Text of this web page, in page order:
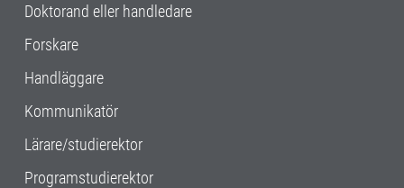
Doktorand eller handledare
Forskare
Handläggare
Kommunikatör
Lärare/studierektor
Programstudierektor